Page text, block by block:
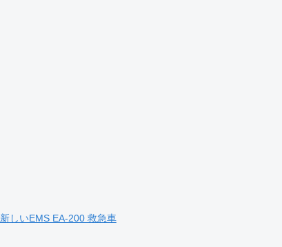
新しいEMS EA-200 救急車